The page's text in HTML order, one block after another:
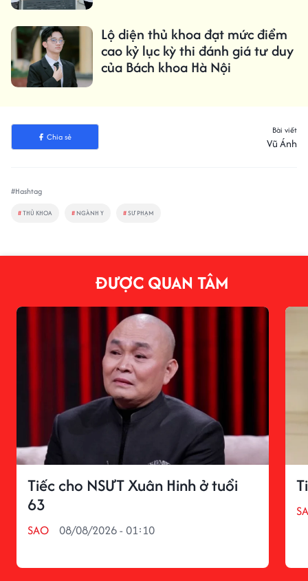
Lộ diện thủ khoa đạt mức điểm
cao kỷ lục kỳ thi đánh giá tư duy
của Bách khoa Hà Nội
Chia sẻ
Bài viết
Vũ Ánh
#Hashtag
#THỦ KHOA # NGÀNH Y #SƯ PHẠM
ĐƯỢC QUAN TÂM
Tiếc cho NSƯT Xuân Hinh ở tuổi
63
SAO 08/08/2026 - 01:10